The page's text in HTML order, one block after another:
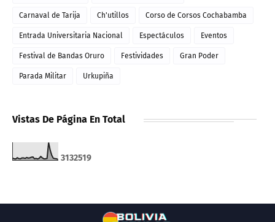
Carnaval de Tarija Ch'utillos Corso de Corsos Cochabamba
Entrada Universitaria Nacional Espectáculos Eventos
Festival de Bandas Oruro Festividades Gran Poder
Parada Militar Urkupiña
Vistas De Página En Total
3132519